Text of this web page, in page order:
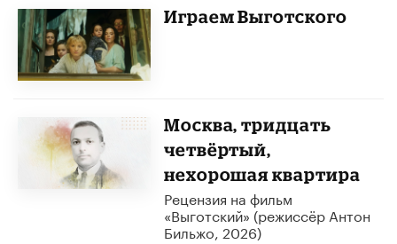
Играем Выготского
Москва, тридцать
четвёртый,
нехорошая квартира
​Рецензия на фильм
«Выготский» (режиссёр Антон
Бильжо, 2026)